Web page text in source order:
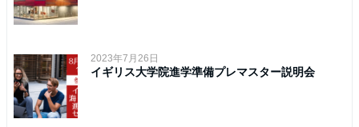
2023年7月26日
イギリス大学院進学準備プレマスター説明会